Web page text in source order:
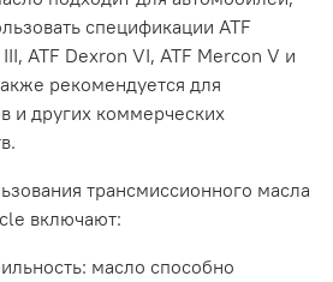
спецификации ATF
ATF Dexron VI, ATF Mercon V и
рекомендуется для
и других коммерческих
трансмиссионного масла
включают:
масло способно